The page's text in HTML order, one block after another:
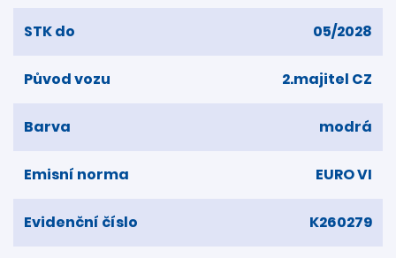
STK do 05/2028
Původ vozu 2.majitel CZ
Barva modrá
Emisní norma EURO VI
Evidenční číslo K260279